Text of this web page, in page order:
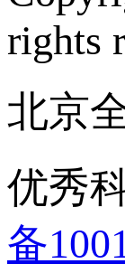
rights
北京
优秀
备